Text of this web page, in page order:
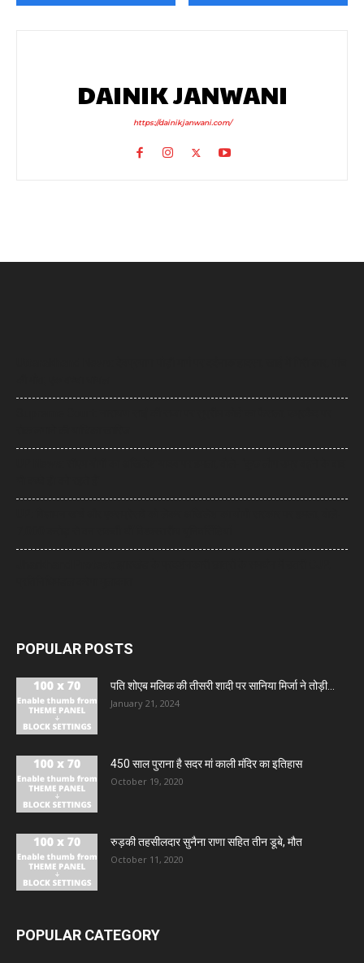
DAINIK JANWANI
https://dainikjanwani.com/
POPULAR POSTS
पति शोएब मलिक की तीसरी शादी पर सानिया मिर्जा ने तोड़ी...
January 21, 2024
450 साल पुराना है सदर मां काली मंदिर का इतिहास
October 19, 2020
रुड़की तहसीलदार सुनैना राणा सहित तीन डूबे, मौत
October 11, 2020
POPULAR CATEGORY